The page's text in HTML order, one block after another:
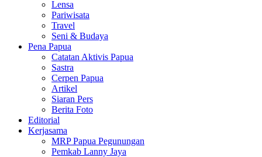
Lensa
Pariwisata
Travel
Seni & Budaya
Pena Papua
Catatan Aktivis Papua
Sastra
Cerpen Papua
Artikel
Siaran Pers
Berita Foto
Editorial
Kerjasama
MRP Papua Pegunungan
Pemkab Lanny Jaya